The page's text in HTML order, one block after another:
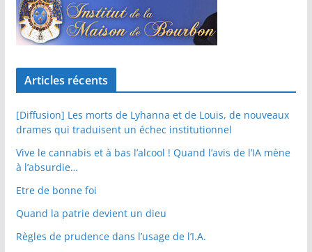
Articles récents
[Diffusion] Les morts de Lyhanna et de Louis, de nouveaux
drames qui traduisent un échec institutionnel
Vive le cannabis et à bas l’alcool ! Quand l’avis de l’IA mène
à l’absurdie…
Etre de bonne foi
Quand la patrie devient un dieu
Règles de prudence dans l’usage de l’I.A.